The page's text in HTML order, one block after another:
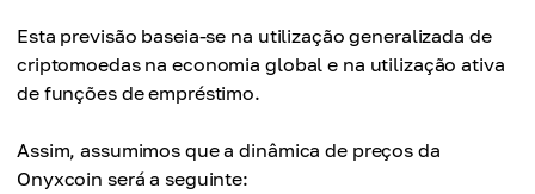
Esta previsão baseia-se na utilização generalizada de
criptomoedas na economia global e na utilização ativa
de funções de empréstimo.
Assim, assumimos que a dinâmica de preços da
Onyxcoin será a seguinte: